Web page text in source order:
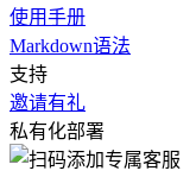
使用手册
Markdown语法
支持
邀请有礼
私有化部署